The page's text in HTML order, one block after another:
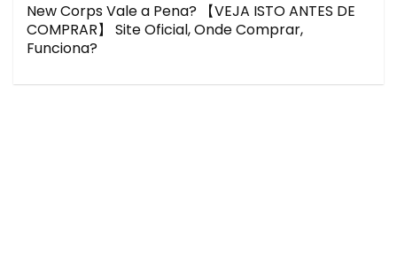
New Corps Vale a Pena? 【VEJA ISTO ANTES DE
COMPRAR】 Site Oficial, Onde Comprar,
Funciona?